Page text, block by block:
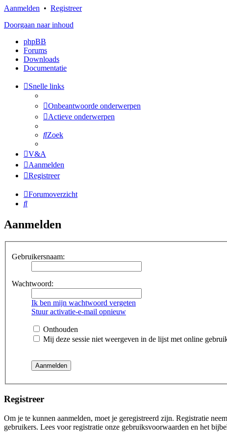
Aanmelden • Registreer
Doorgaan naar inhoud
phpBB
Forums
Downloads
Documentatie
Snelle links
Onbeantwoorde onderwerpen
Actieve onderwerpen
Zoek
V&A
Aanmelden
Registreer
Forumoverzicht
Zoek
Aanmelden
Gebruikersnaam:
Wachtwoord:
Ik ben mijn wachtwoord vergeten
Stuur activatie-e-mail opnieuw
Onthouden
Mij deze sessie niet weergeven in de lijst met online
Registreer
Om je te kunnen aanmelden, moet je geregistreerd zijn. Registratie
gebruikers. Lees voor registratie onze gebruiksvoorwaarden en het